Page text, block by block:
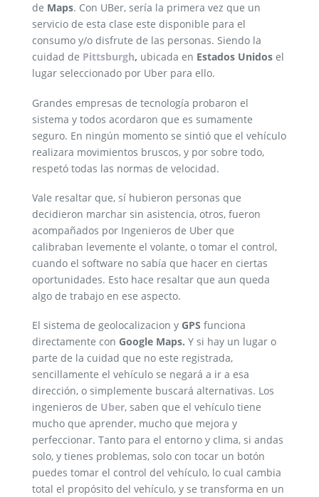
de Maps. Con UBer, sería la primera vez que un
servicio de esta clase este disponible para el
consumo y/o disfrute de las personas. Siendo la
cuidad de Pittsburgh, ubicada en Estados Unidos el
lugar seleccionado por Uber para ello.
Grandes empresas de tecnología probaron el
sistema y todos acordaron que es sumamente
seguro. En ningún momento se sintió que el vehículo
realizara movimientos bruscos, y por sobre todo,
respetó todas las normas de velocidad.
Vale resaltar que, sí hubieron personas que
decidieron marchar sin asistencia, otros, fueron
acompañados por Ingenieros de Uber que
calibraban levemente el volante, o tomar el control,
cuando el software no sabía que hacer en ciertas
oportunidades. Esto hace resaltar que aun queda
algo de trabajo en ese aspecto.
El sistema de geolocalizacion y GPS funciona
directamente con Google Maps. Y si hay un lugar o
parte de la cuidad que no este registrada,
sencillamente el vehículo se negará a ir a esa
dirección, o simplemente buscará alternativas. Los
ingenieros de Uber, saben que el vehículo tiene
mucho que aprender, mucho que mejora y
perfeccionar. Tanto para el entorno y clima, si andas
solo, y tienes problemas, solo con tocar un botón
puedes tomar el control del vehículo, lo cual cambia
total el propósito del vehículo, y se transforma en un